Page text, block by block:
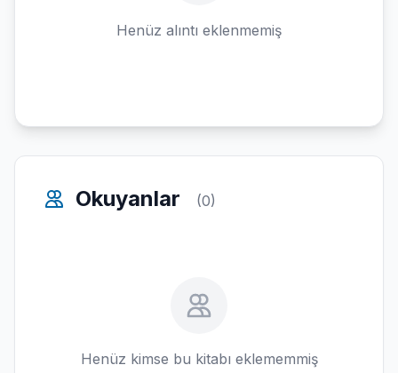
Henüz alıntı eklenmemiş
Okuyanlar (0)
Henüz kimse bu kitabı eklememmiş